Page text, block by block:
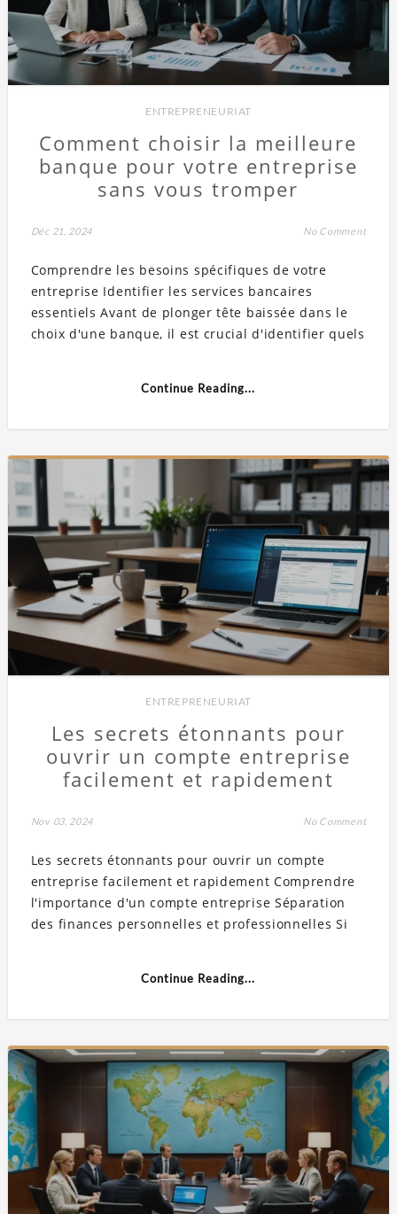
ENTREPRENEURIAT
Comment choisir la meilleure
banque pour votre entreprise
sans vous tromper
Déc 21, 2024 No Comment
Comprendre les besoins spécifiques de votre
entreprise Identifier les services bancaires
essentiels Avant de plonger tête baissée dans le
choix d'une banque, il est crucial d'identifier quels
Continue Reading...
ENTREPRENEURIAT
Les secrets étonnants pour
ouvrir un compte entreprise
facilement et rapidement
Nov 03, 2024 No Comment
Les secrets étonnants pour ouvrir un compte
entreprise facilement et rapidement Comprendre
l'importance d'un compte entreprise Séparation
des finances personnelles et professionnelles Si
Continue Reading...